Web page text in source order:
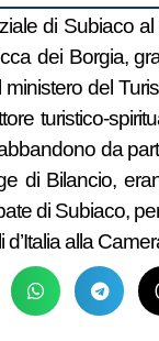
di Subiaco
dei Borgia,
del
turistico-
da
di Bilancio,
di Subiaco,
alla